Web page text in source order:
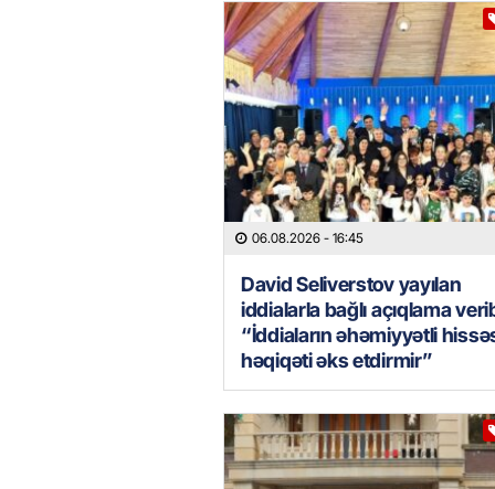
06.08.2026 - 16:45
David Seliverstov yayılan
iddialarla bağlı açıqlama
“İddiaların əhəmiyyətli
həqiqəti əks etdirmir”